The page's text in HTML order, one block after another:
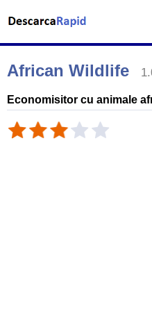
African Wildlife
Economisitor cu animale